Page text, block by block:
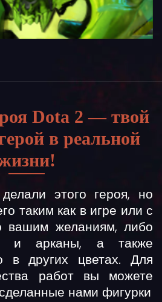
Dota 2 — твой
в реальной
этого героя, но
таким как в игре или с
вашим желаниям, либо
и арканы, а также
в других цветах. Для
работ вы можете
нами фигурки